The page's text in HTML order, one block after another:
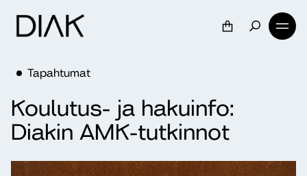
Tapahtumat
Koulutus- ja hakuinfo:
Diakin AMK-tutkinnot